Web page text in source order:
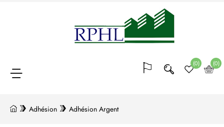
de
(0) (0)
Adhésion Adhésion Argent